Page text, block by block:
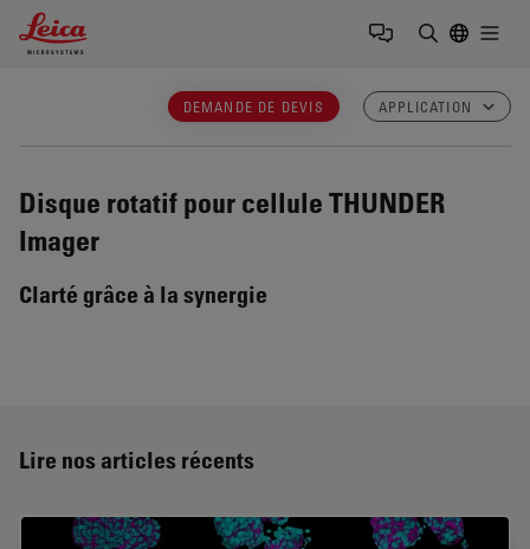
Leica Microsystems Logo
DEMANDE DE DEVIS APPLICATION
Disque rotatif pour cellule THUNDER
Imager
Clarté grâce à la synergie
Lire nos articles récents